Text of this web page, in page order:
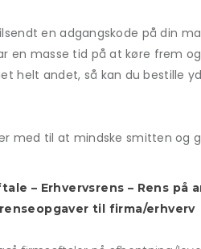
en adgangskode på din
en masse tid på at køre frem
helt andet, så kan du bestille
med til at mindske smitten og
– Erhvervsrens – Rens på
til firma/erhverv